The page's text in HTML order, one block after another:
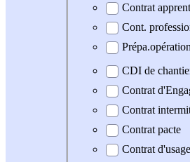
Contrat
Cont.
CDI de
Contrat
Contrat
Contrat pacte
Contrat d'usage